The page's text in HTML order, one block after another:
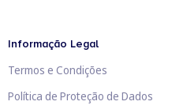
Informação Legal
Termos e Condições
Política de Proteção de Dados